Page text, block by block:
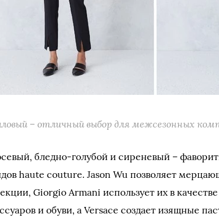
– отличный выбор для межсезонных
бледно-голубой и сиреневый –
haute couture. Jason Wu позволяет
Giorgio Armani использует их в
и обуви, а Versace создает изящные